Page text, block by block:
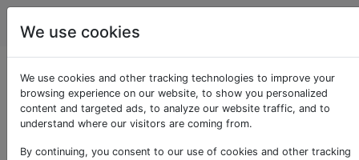
Computerbenutzer
VirtualBox erfasst
kein USB-Laufwerk
We use cookies
We use cookies and other tracking technologies to improve your
browsing experience on our website, to show you personalized
content and targeted ads, to analyze our website traffic, and to
understand where our visitors are coming from.
By continuing, you consent to our use of cookies and other tracking